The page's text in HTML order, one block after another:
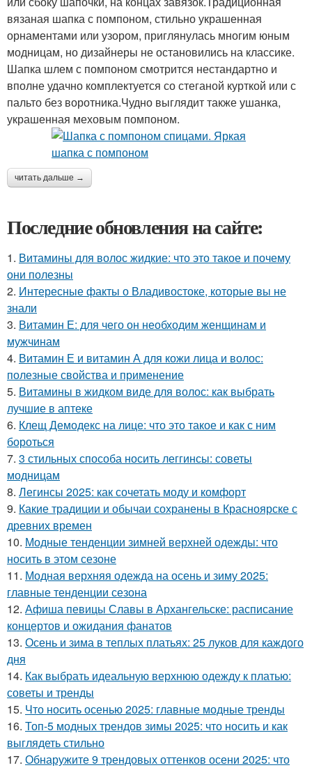
вязаная шапка с помпоном, стильно украшенная
орнаментами или узором, приглянулась многим юным
модницам, но дизайнеры не остановились на классике.
Шапка шлем с помпоном смотрится нестандартно и
вполне удачно комплектуется со стеганой курткой или с
пальто без воротника.Чудно выглядит также ушанка,
украшенная меховым помпоном.
читать дальше →
Последние обновления на сайте:
1. Витамины для волос жидкие: что это такое и почему
они полезны
2. Интересные факты о Владивостоке, которые вы не
знали
3. Витамин Е: для чего он необходим женщинам и
мужчинам
4. Витамин Е и витамин А для кожи лица и волос:
полезные свойства и применение
5. Витамины в жидком виде для волос: как выбрать
лучшие в аптеке
6. Клещ Демодекс на лице: что это такое и как с ним
бороться
7. 3 стильных способа носить леггинсы: советы
модницам
8. Легинсы 2025: как сочетать моду и комфорт
9. Какие традиции и обычаи сохранены в Красноярске с
древних времен
10. Модные тенденции зимней верхней одежды: что
носить в этом сезоне
11. Модная верхняя одежда на осень и зиму 2025:
главные тенденции сезона
12. Афиша певицы Славы в Архангельске: расписание
концертов и ожидания фанатов
13. Осень и зима в теплых платьях: 25 луков для каждого
дня
14. Как выбрать идеальную верхнюю одежду к платью:
советы и тренды
15. Что носить осенью 2025: главные модные тренды
16. Топ-5 модных трендов зимы 2025: что носить и как
выглядеть стильно
17. Обнаружите 9 трендовых оттенков осени 2025: что